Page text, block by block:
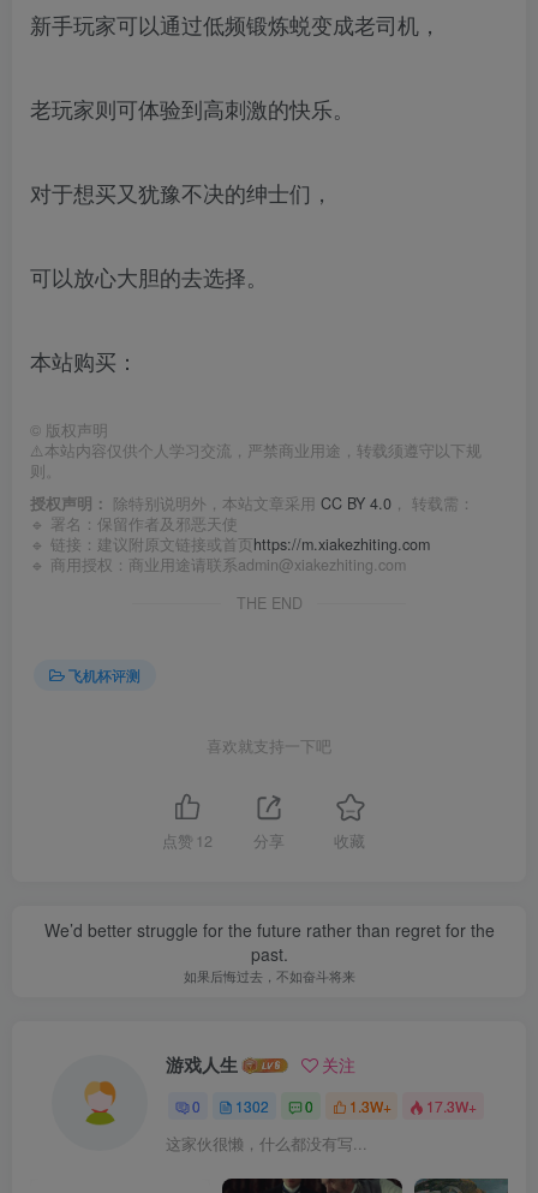
新手玩家可以通过低频锻炼蜕变成老司机，
老玩家则可体验到高刺激的快乐。
对于想买又犹豫不决的绅士们，
可以放心大胆的去选择。
本站购买：
© 版权声明
⚠️本站内容仅供个人学习交流，严禁商业用途，转载须遵守以下规
则。
授权声明： 除特别说明外，本站文章采用 CC BY 4.0 ， 转载需：
🔹 署名：保留作者及 邪恶天使
🔹 链接：建议附原文链接或首页https://m.xiakezhiting.com
🔹 商用授权：商业用途请联系admin@xiakezhiting.com
THE END
飞机杯评测
喜欢就支持一下吧
点赞 12 分享 收藏
We’d better struggle for the future rather than regret for the
past.
如果后悔过去，不如奋斗将来
游戏人生 关注
0 1302 0 1.3W+ 17.3W+
这家伙很懒，什么都没有写...